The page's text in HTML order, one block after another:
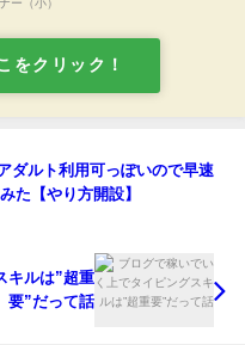
をクリック！
ダルト利用可っぽいので早速
た【やり方開設】
キルは”超重
要”だって話